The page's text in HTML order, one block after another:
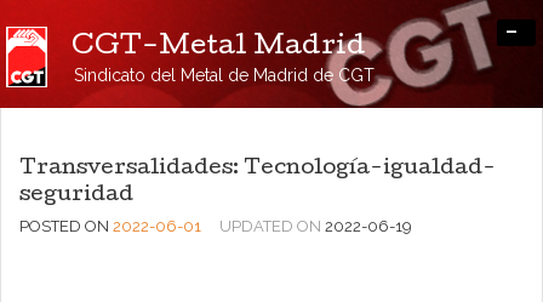
CGT-Metal Madrid
Sindicato del Metal de Madrid de CGT
-
Transversalidades: Tecnología-igualdad-
seguridad
POSTED ON 2022-06-01 UPDATED ON 2022-06-19